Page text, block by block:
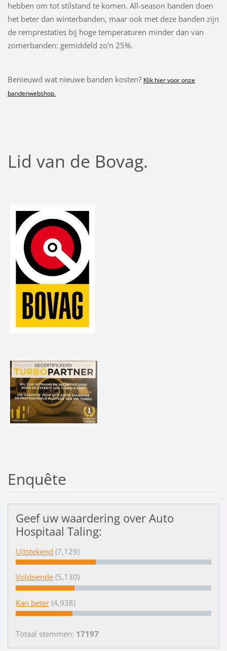
hebben om tot stilstand te komen. All-season banden doen
het beter dan winterbanden, maar ook met deze banden zijn
de remprestaties bij hoge temperaturen minder dan van
zomerbanden: gemiddeld zo'n 25%.
Benieuwd wat nieuwe banden kosten? Klik hier voor onze
bandenwebshop.
Lid van de Bovag.
Enquête
Geef uw waardering over Auto
Hospitaal Taling:
Uitstekend (7,129)
Voldoende (5,130)
Kan beter (4,938)
Totaal stemmen: 17197